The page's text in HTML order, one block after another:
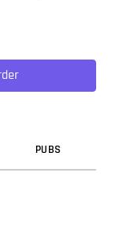
and
electronic
It was
of Letraset sheets
PUBS